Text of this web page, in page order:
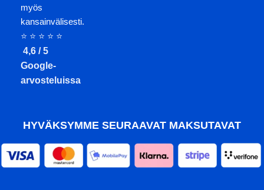
myös
kansainvälisesti.
⭐ ⭐ ⭐ ⭐ ⭐
4,6 / 5
Google-
arvosteluissa
HYVÄKSYMME SEURAAVAT MAKSUTAVAT